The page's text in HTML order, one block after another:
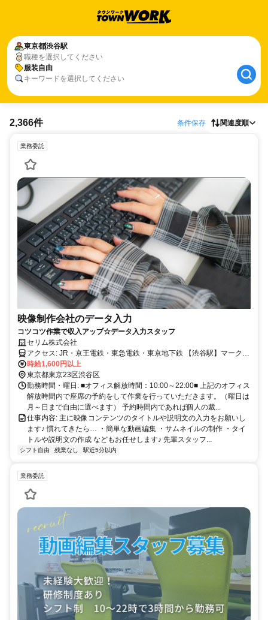
東京都渋谷駅
職種を選択してください
服装自由
キーワードを選択してください
2,366件 条件保存 関連度順
業務委託
映像制作会社のデータ入力
コツコツ作業で収入アップ☆データ入力スタッフ
セリム株式会社
アクセス: JR・京王電鉄・東急電鉄・東京地下鉄 【渋谷駅】マークシ
ティより徒歩5分 京王電鉄井の頭線 【神泉駅】徒歩3分 複数路線利用
可能☆ 新宿・下北沢・池袋・横浜からの通勤も便利です♪
時給1,600円以上
東京都東京23区渋谷区
勤務時間・曜日: ■オフィス解放時間：10:00～22:00■ 上記のオフィス
解放時間内で座席の予約をして作業を行っていただきます。（曜日は
月～日まで自由に選べます） 予約時間内であれば個人の裁...
仕事内容: 主に映像コンテンツのタイトルや説明文の入力をお願いし
ます♪ 慣れてきたら… ・簡単な動画編集 ・サムネイルの制作 ・タイ
トルや説明文の作成 などもお任せします♪ 先輩スタッフ...
シフト自由 残業なし 駅近5分以内
業務委託